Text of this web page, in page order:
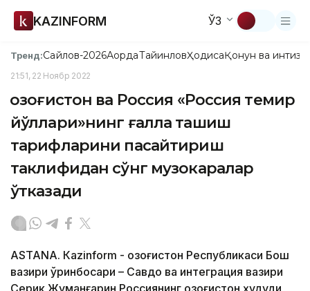
KAZINFORM ЎЗ
Тренд:Сайлов-2026АқордаТайинловҲодисаҚонун ва
21:51, 22 Ноябр 2022
Қозоғистон ва Россия «Россия темир
йўллари»нинг ғалла ташиш
тарифларини пасайтириш
таклифидан сўнг музокаралар
ўтказади
ASTANA. Кazinform - Қозоғистон Республикаси Бош
вазири ўринбосари – Савдо ва интеграция вазири
Серик Жуманғарин Россиянинг Қозоғистон ҳудуди